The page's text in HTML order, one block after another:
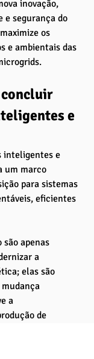
inovação,
e segurança do
os
e ambientais das
concluir
e
inteligentes e
um marco
para sistemas
eficientes
são apenas
a
elas são
a
de